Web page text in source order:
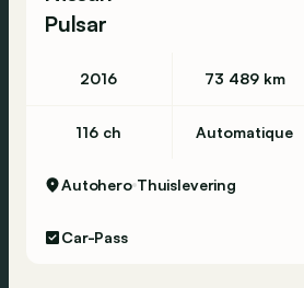
Pulsar
2016 73 489 km
116 ch Automatique
Autohero Thuislevering
Car-Pass